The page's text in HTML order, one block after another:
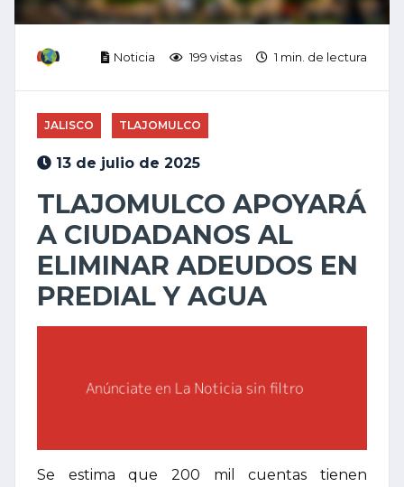
Noticia 199 vistas 1 min. de lectura
JALISCO TLAJOMULCO
13 de julio de 2025
TLAJOMULCO APOYARÁ
A CIUDADANOS AL
ELIMINAR ADEUDOS EN
PREDIAL Y AGUA
Se estima que 200 mil cuentas tienen